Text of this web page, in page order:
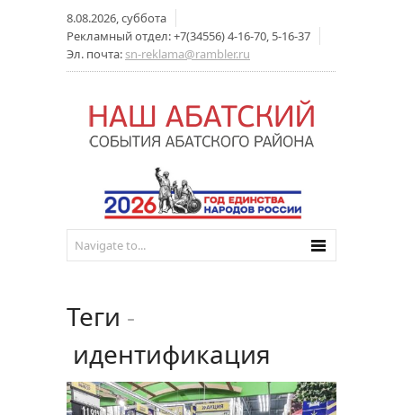
8.08.2026, суббота
Рекламный отдел: +7(34556) 4-16-70, 5-16-37
Эл. почта: sn-reklama@rambler.ru
Теги -
идентификация